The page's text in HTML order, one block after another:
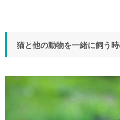
猫と他の動物を一緒に飼う